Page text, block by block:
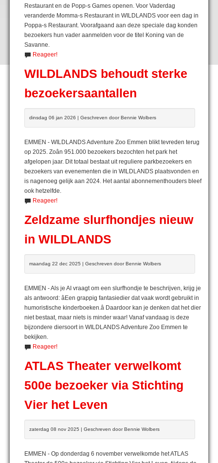
Restaurant en de Popp-s Games openen. Voor Vaderdag
veranderde Momma-s Restaurant in WILDLANDS voor een dag in
Poppa-s Restaurant. Voorafgaand aan deze speciale dag konden
bezoekers hun vader aanmelden voor de titel Koning van de
Savanne.
Reageer!
WILDLANDS behoudt sterke
bezoekersaantallen
dinsdag 06 jan 2026 | Geschreven door Bennie Wolbers
EMMEN - WILDLANDS Adventure Zoo Emmen blikt tevreden terug
op 2025. Zoân 951.000 bezoekers bezochten het park het
afgelopen jaar. Dit totaal bestaat uit reguliere parkbezoekers en
bezoekers van evenementen die in WILDLANDS plaatsvonden en
is nagenoeg gelijk aan 2024. Het aantal abonnementhouders bleef
ook hetzelfde.
Reageer!
Zeldzame slurfhondjes nieuw
in WILDLANDS
maandag 22 dec 2025 | Geschreven door Bennie Wolbers
EMMEN - Als je AI vraagt om een slurfhondje te beschrijven, krijg je
als antwoord: âEen grappig fantasiedier dat vaak wordt gebruikt in
humoristische kinderboeken.â Daardoor kan je denken dat het dier
niet bestaat, maar niets is minder waar! Vanaf vandaag is deze
bijzondere diersoort in WILDLANDS Adventure Zoo Emmen te
bekijken.
Reageer!
ATLAS Theater verwelkomt
500e bezoeker via Stichting
Vier het Leven
zaterdag 08 nov 2025 | Geschreven door Bennie Wolbers
EMMEN - Op donderdag 6 november verwelkomde het ATLAS